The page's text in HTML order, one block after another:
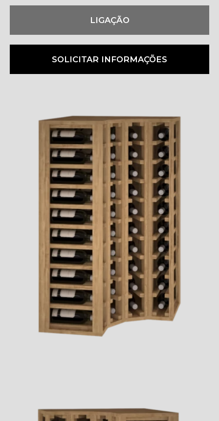
LIGAÇÃO
SOLICITAR INFORMAÇÕES